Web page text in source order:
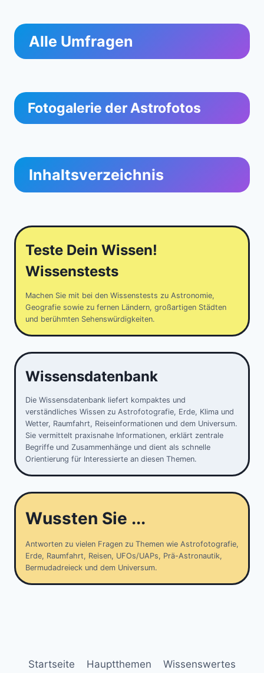
Alle Umfragen
Fotogalerie der Astrofotos
Inhaltsverzeichnis
Teste Dein Wissen!
Wissenstests
Machen Sie mit bei den Wissenstests zu Astronomie,
Geografie sowie zu fernen Ländern, großartigen Städten
und berühmten Sehenswürdigkeiten.
Wissensdatenbank
Die Wissensdatenbank liefert kompaktes und
verständliches Wissen zu Astrofotografie, Erde, Klima und
Wetter, Raumfahrt, Reiseinformationen und dem Universum.
Sie vermittelt praxisnahe Informationen, erklärt zentrale
Begriffe und Zusammenhänge und dient als schnelle
Orientierung für Interessierte an diesen Themen.
Wussten Sie ...
Antworten zu vielen Fragen zu Themen wie Astrofotografie,
Erde, Raumfahrt, Reisen, UFOs/UAPs, Prä-Astronautik,
Bermudadreieck und dem Universum.
Startseite Hauptthemen Wissenswertes